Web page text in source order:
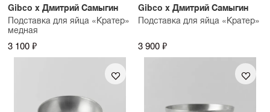
Gibco x Дмитрий Самыгин
Подставка для яйца «Кратер»
медная
3 100 ₽
Gibco x Дмитрий Самыгин
Подставка для яйца «Кратер»
3 900 ₽